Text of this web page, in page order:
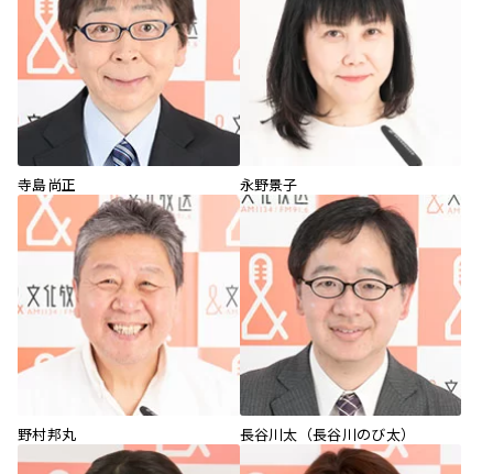
寺島尚正 永野景子
野村邦丸 長谷川太（長谷川のび太）